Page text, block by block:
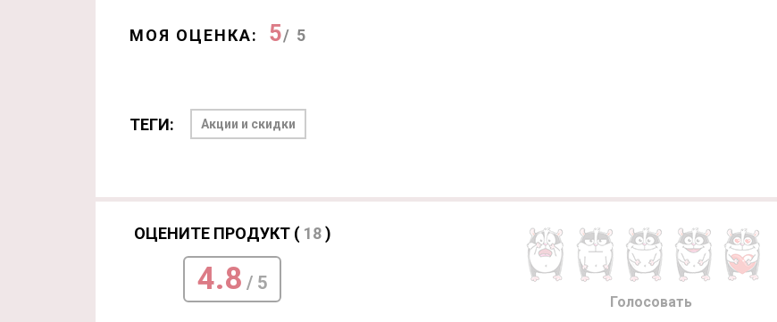
МОЯ ОЦЕНКА: 5/ 5
ТЕГИ: Акции и скидки
ОЦЕНИТЕ ПРОДУКТ ( 18)
4.8 / 5
Голосовать